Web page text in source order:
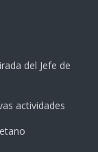
del Jefe de
actividades